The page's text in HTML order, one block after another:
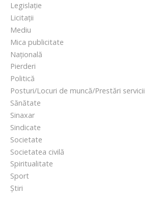
Legislație
Licitații
Mediu
Mica publicitate
Națională
Pierderi
Politică
Posturi/Locuri de muncă/Prestări servicii
Sănătate
Sinaxar
Sindicate
Societate
Societatea civilă
Spiritualitate
Sport
Știri